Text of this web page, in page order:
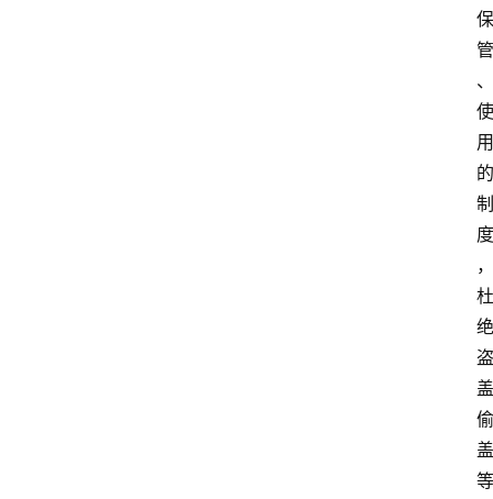
保
管
、
使
用
的
制
度
，
杜
绝
盗
盖
偷
盖
等